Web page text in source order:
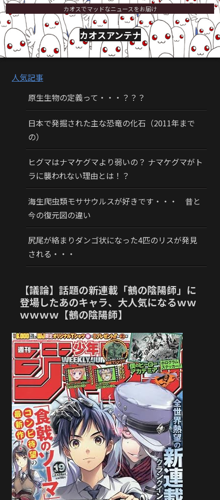
カオスでマッドなニュースをお届け
カオスアンテナ
人気記事
原生生物の定義って・・・？？？
日本で発掘された主な恐竜の化石（2011年まで
の）
ヒグマはナマケグマより弱いの？ ナマケグマがト
ラに襲われない理由とは！？
海生爬虫類モササウルスが好きです・・・ 昔と
今の復元図の違い
尻尾が絡まりダンゴ状になった4匹のリスが発見
される・・・
【議論】話題の新連載「鵺の陰陽師」に
登場したあのキャラ、大人気になるｗｗ
ｗｗｗｗ【鵺の陰陽師】